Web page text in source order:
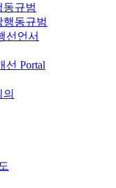
동규범
행동규범
선언서
선 Portal